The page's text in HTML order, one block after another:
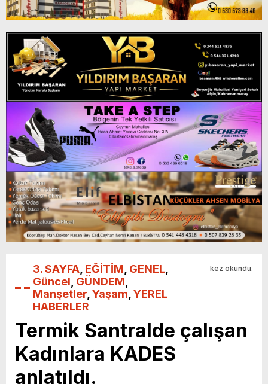
3. SAYFA EĞİTİM GENEL
Güncel GÜNDEM
Manşetler Yaşam YEREL
HABERLER
kez okundu.
Termik Santralde çalışan
Kadınlara KADES
anlatıldı.